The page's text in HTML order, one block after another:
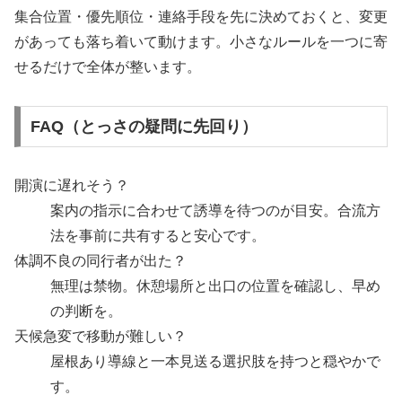
集合位置・優先順位・連絡手段を先に決めておくと、変更
があっても落ち着いて動けます。小さなルールを一つに寄
せるだけで全体が整います。
FAQ（とっさの疑問に先回り）
開演に遅れそう？
案内の指示に合わせて誘導を待つのが目安。合流方
法を事前に共有すると安心です。
体調不良の同行者が出た？
無理は禁物。休憩場所と出口の位置を確認し、早め
の判断を。
天候急変で移動が難しい？
屋根あり導線と一本見送る選択肢を持つと穏やかで
す。